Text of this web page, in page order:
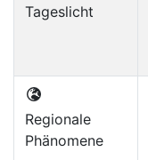
Tageslicht
Regionale
Phänomene